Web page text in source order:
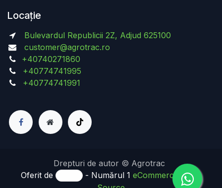
Locație
Bulevardul Republicii 2Z, Adjud 625100
customer@agrotrac.ro
+40740271860
+40774741995
+40774741991
Drepturi de autor © Agrotrac
Oferit de
- Numărul 1 eCommerce Open